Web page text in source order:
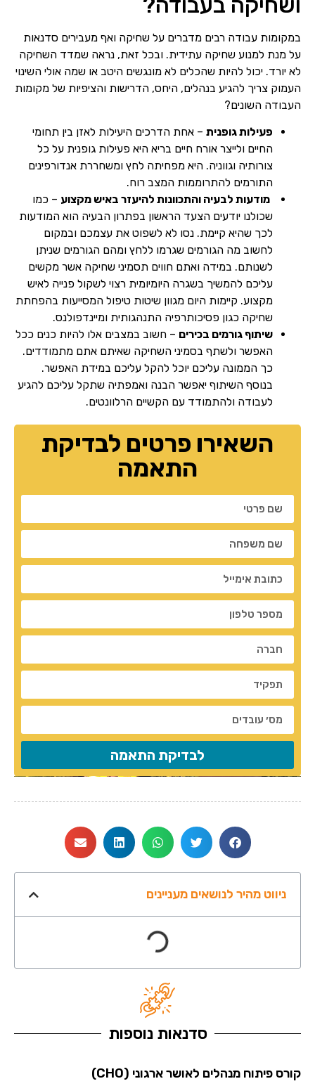
במקומות עבודה רבים מדברים על שחיקה ואף מעבירים סדנאות
על מנת למנוע שחיקה עתידית. ובכל זאת, נראה שמדד השחיקה
לא יורד. יכול להיות שהכלים לא מונגשים היטב או שמה אולי השינוי
העמוק צריך להגיע בנהלים, היחס, הדרישות והציפיות של מקומות
העבודה השונים?
פעילות גופנית – אחת הדרכים היעילות לאזן בין תחומי
החיים ולייצר אורח חיים בריא היא פעילות גופנית על כל
צורותיה וגווניה. היא מפחיתה לחץ ומשחררת אנדורפינים
התורמים להתרוממות המצב רוח.
מודעות לבעיה והתכוונות להיעזר באיש מקצוע – כמו
שכולנו יודעים הצעד הראשון בפתרון הבעיה הוא המודעות
לכך שהיא קיימת. נסו לא לשפוט את עצמכם ובמקום
לחשוב מה הגורמים שגרמו ללחץ ומהם הגורמים שניתן
לשנותם. במידה ואתם חווים תסמיני שחיקה אשר מקשים
עליכם להמשיך בשגרה היומיומית רצוי לשקול פנייה לאיש
מקצוע. קיימות היום מגוון שיטות טיפול המסייעות בהפחתת
שחיקה כגון פסיכותרפיה התנהגותית ומיינדפולנס.
שיתוף גורמים בכירים – חשוב במצבים אלו להיות כנים ככל
האפשר ולשתף בסמיני השחיקה שאיתם אתם מתמודדים.
כך הממונה עליכם יוכל להקל עליכם במידת האפשר.
בנוסף השיתוף יאפשר הבנה ואמפתיה שתקל עליכם להגיע
לעבודה ולהתמודד עם הקשיים הרלוונטים.
השאירו פרטים לבדיקת
התאמה
לבדיקת התאמה
ניווט מהיר לנושאים מעניינים
סדנאות נוספות
קורס פיתוח מנהלים לאושר ארגוני (CHO)